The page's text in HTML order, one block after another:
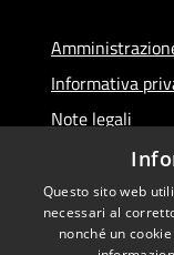
Informativa
Note legali
Dichiarazione
Questo sito web
necessari al
nonché un